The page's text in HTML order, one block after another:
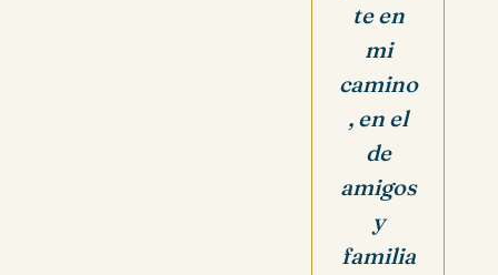
te en
mi
camino
, en el
de
amigos
y
familia